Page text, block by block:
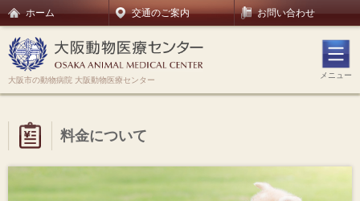
ホーム 交通のご案内 お問い合わせ
大阪市の動物病院 大阪動物医療センター
メニュー
料金について